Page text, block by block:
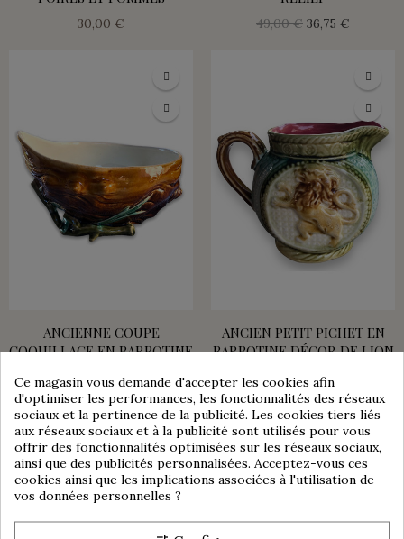
30,00 € 49,00 € 36,75 €
ANCIENNE COUPE
COQUILLAGE EN BARBOTINE
170,00 €
ANCIEN PETIT PICHET EN
BARBOTINE DÉCOR DE LION
40,00 €
Ce magasin vous demande d'accepter les cookies afin
d'optimiser les performances, les fonctionnalités des réseaux
sociaux et la pertinence de la publicité. Les cookies tiers liés
aux réseaux sociaux et à la publicité sont utilisés pour vous
offrir des fonctionnalités optimisées sur les réseaux sociaux,
ainsi que des publicités personnalisées. Acceptez-vous ces
cookies ainsi que les implications associées à l'utilisation de
vos données personnelles ?
Consentement aux cookies